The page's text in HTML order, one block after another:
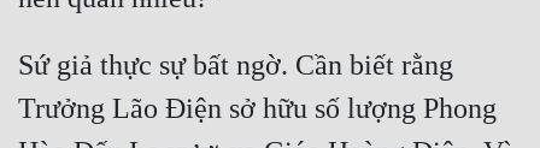
Nữ Phụ
Phong Thủy - Tâm Linh
Sứ giả thực sự bất ngờ. Cần biết rằng
Trưởng Lão Điện sở hữu số lượng Phong